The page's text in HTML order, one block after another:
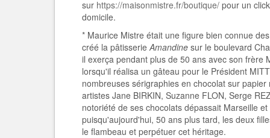
sur https://maisonmistre.fr/boutique/ pour un
domicile.
* Maurice Mistre était une figure bien connue
créé la pâtisserieAmandine sur le boulevard
il exerça pendant plus de 50 ans avec son frère
lorsqu'il réalisa un gâteau pour le Président
nombreuses sérigraphies en chocolat sur
artistes Jane BIRKIN, Suzanne FLON, Serge
notoriété de ses chocolats dépassait Marseille
puisqu'aujourd'hui, 50 ans plus tard, les deux
le flambeau et perpétuer cet héritage.